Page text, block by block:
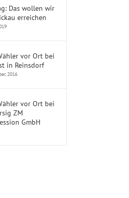
Das wollen wir
erreichen
vor Ort bei
in Reinsdorf
2016
vor Ort bei
ZM
GmbH